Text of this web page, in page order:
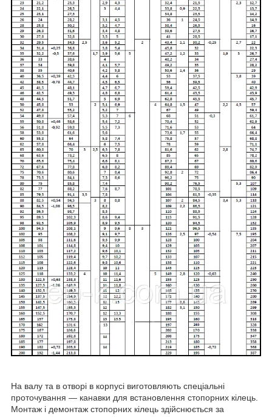
На валу та в отворі в корпусі виготовляють спеціальні
проточування — канавки для встановлення стопорних кілець.
Монтаж і демонтаж стопорних кілець здійснюється за